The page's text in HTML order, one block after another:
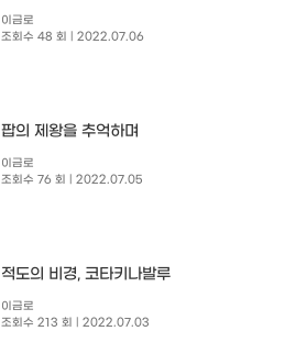
이금로
조회수 48 회
| 2022.07.06
팝의 제왕을 추억하며
이금로
조회수 76 회
| 2022.07.05
적도의 비경, 코타키나발루
이금로
조회수 213 회
| 2022.07.03